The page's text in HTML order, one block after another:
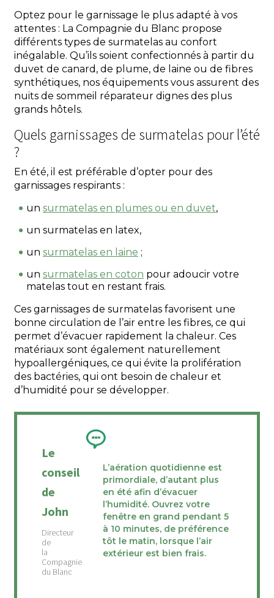
Optez pour le garnissage le plus adapté à vos
attentes : La Compagnie du Blanc propose
différents types de surmatelas au confort
inégalable. Qu’ils soient confectionnés à partir du
duvet de canard, de plume, de laine ou de fibres
synthétiques, nos équipements vous assurent des
nuits de sommeil réparateur dignes des plus
grands hôtels.
Quels garnissages de surmatelas pour l’été
?
En été, il est préférable d’opter pour des
garnissages respirants :
un surmatelas en plumes ou en duvet,
un surmatelas en latex,
un surmatelas en laine ;
un surmatelas en coton pour adoucir votre
matelas tout en restant frais.
Ces garnissages de surmatelas favorisent une
bonne circulation de l’air entre les fibres, ce qui
permet d’évacuer rapidement la chaleur. Ces
matériaux sont également naturellement
hypoallergéniques, ce qui évite la prolifération
des bactéries, qui ont besoin de chaleur et
d’humidité pour se développer.
Le
conseil
de
John
L’aération quotidienne est
primordiale, d’autant plus
en été afin d’évacuer
l’humidité. Ouvrez votre
fenêtre en grand pendant 5
à 10 minutes, de préférence
tôt le matin, lorsque l’air
extérieur est bien frais.